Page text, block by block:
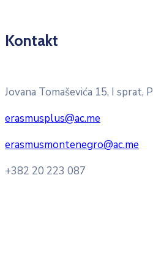
Kontakt
Jovana Tomaševića 15, I sprat,
erasmusplus@ac.me
erasmusmontenegro@ac.me
+382 20 223 087